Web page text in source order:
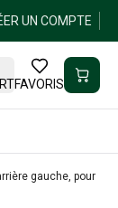
UN COMPTE
FAVORIS
gauche, pour